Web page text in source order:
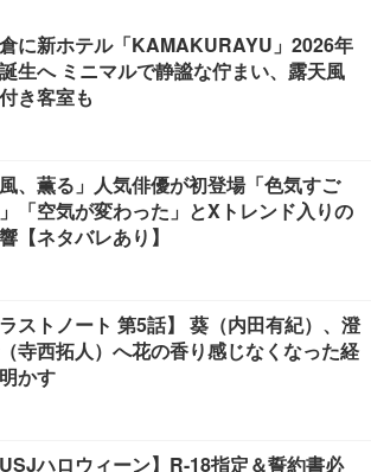
に新ホテル「KAMAKURAYU」2026年
生へ ミニマルで静謐な佇まい、露天風
き客室も
風、薫る」人気俳優が初登場「色気すご
「空気が変わった」とXトレンド入りの
【ネタバレあり】
ラストノート 第5話】 葵（内田有紀）、澄
寺西拓人）へ花の香り感じなくなった経
かす
USJハロウィーン】R-18指定＆誓約書必